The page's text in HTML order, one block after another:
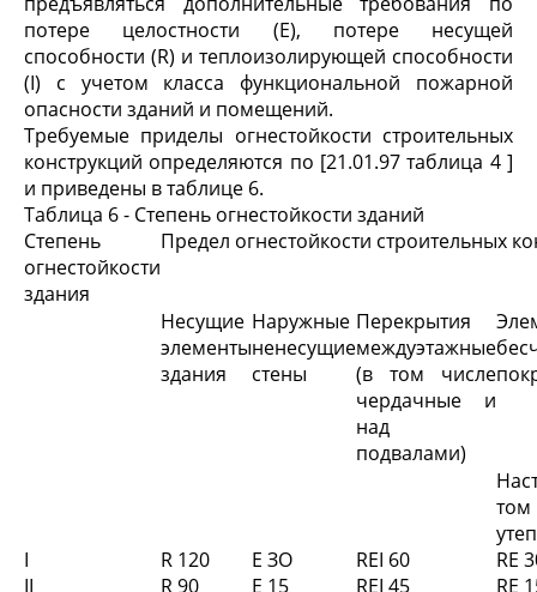
потере целостности (Е), потере несущей
способности (R) и теплоизолирующей способности
(I) с учетом класса функциональной пожарной
опасности зданий и помещений.
Требуемые приделы огнестойкости строительных
конструкций определяются по [21.01.97 таблица 4 ]
и приведены в таблице 6.
Таблица 6 - Степень огнестойкости зданий
Степень
огнестойкости
здания
Предел огнестойкости строительных
Несущие
элементы
здания
Наружные
ненесущие
стены
Перекрытия
междуэтажные
(в том числе
чердачные и
над
подвалами)
I
R 120 Е ЗО REI 60
RE
II
R 90 Е 15 REI 45 RE